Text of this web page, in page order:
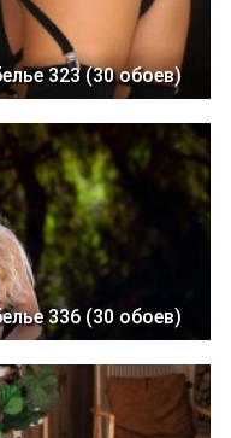
323 (30 обоев)
336 (30 обоев)